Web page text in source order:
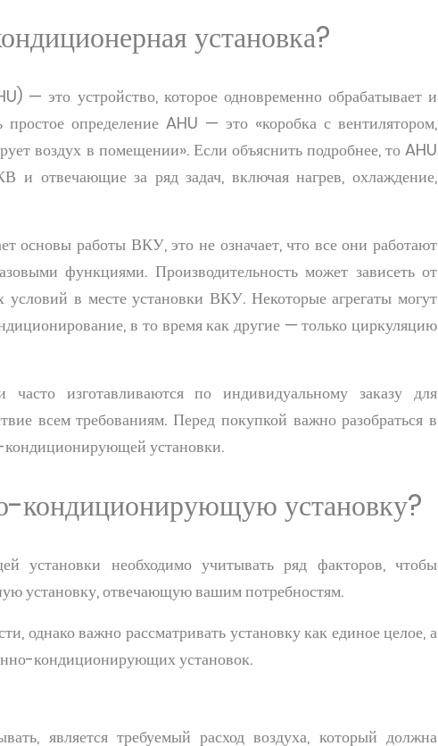
установка?
— это устройство, которое одновременно обрабатывает и
определение AHU — это «коробка с вентилятором,
воздух в помещении». Если объяснить подробнее, то AHU
и отвечающие за ряд задач, включая нагрев, охлаждение,
основы работы ВКУ, это не означает, что все они работают
функциями. Производительность может зависеть от
условий в месте установки ВКУ. Некоторые агрегаты могут
в то время как другие — только циркуляцию
изготавливаются по индивидуальному заказу для
всем требованиям. Перед покупкой важно разобраться в
установки.
кондиционирующую установку?
установки необходимо учитывать ряд факторов, чтобы
установку, отвечающую вашим потребностям.
однако важно рассматривать установку как единое целое, а
кондиционирующих установок.
является требуемый расход воздуха, который должна